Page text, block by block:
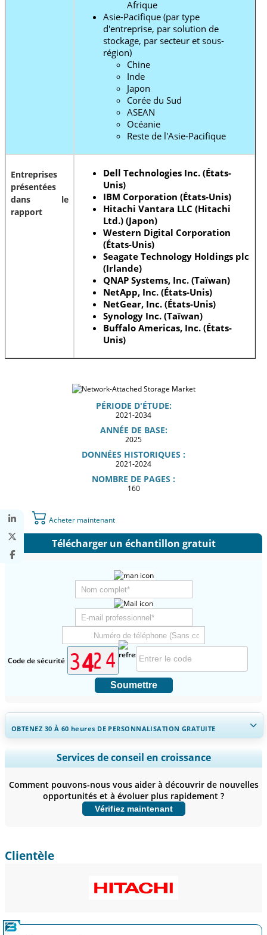
Afrique
Asie-Pacifique (par type
d'entreprise, par solution de
stockage, par secteur et sous-
région)
Chine
Inde
Japon
Corée du Sud
ASEAN
Océanie
Reste de l'Asie-Pacifique
Entreprises
présentées
dans le
rapport
Dell Technologies Inc. (États-
Unis)
IBM Corporation (États-Unis)
Hitachi Vantara LLC (Hitachi
Ltd.) (Japon)
Western Digital Corporation
(États-Unis)
Seagate Technology Holdings plc
(Irlande)
QNAP Systems, Inc. (Taïwan)
NetApp, Inc. (États-Unis)
NetGear, Inc. (États-Unis)
Synology Inc. (Taïwan)
Buffalo Americas, Inc. (États-
Unis)
PÉRIODE D'ÉTUDE:
2021-2034
ANNÉE DE BASE:
2025
DONNÉES HISTORIQUES :
2021-2024
NOMBRE DE PAGES :
160
Acheter maintenant
Télécharger un échantillon gratuit
Code de sécurité
Soumettre
OBTENEZ 30 À 60heures DE PERSONNALISATION GRATUITE
Ampliar a cobertura regional e por país, Análise de segmentos,
Perfis de empresas, Benchmarking competitivo, e insights sobre o
Personnaliser maintenant
Services de conseil en croissance
Comment pouvons-nous vous aider à découvrir de nouvelles
opportunités et à évoluer plus rapidement ?
Vérifiez maintenant
Clientèle